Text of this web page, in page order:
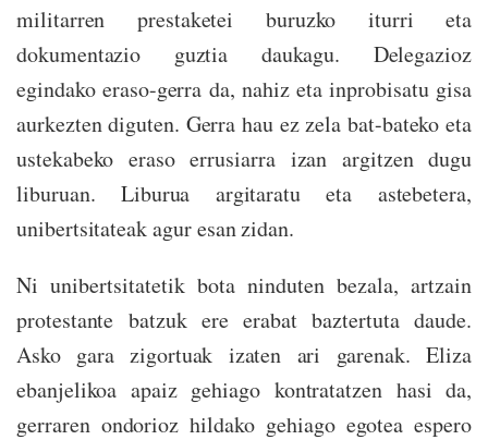
militarren prestaketei buruzko iturri eta
dokumentazio guztia daukagu. Delegazioz
egindako eraso-gerra da, nahiz eta inprobisatu gisa
aurkezten diguten. Gerra hau ez zela bat-bateko eta
ustekabeko eraso errusiarra izan argitzen dugu
liburuan. Liburua argitaratu eta astebetera,
unibertsitateak agur esan zidan.
Ni unibertsitatetik bota ninduten bezala, artzain
protestante batzuk ere erabat baztertuta daude.
Asko gara zigortuak izaten ari garenak. Eliza
ebanjelikoa apaiz gehiago kontratatzen hasi da,
gerraren ondorioz hildako gehiago egotea espero